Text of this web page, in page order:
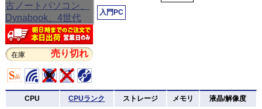
在庫 売り切れ
入門PC
CPU CPUランク ストレージ メモリ 液晶/解像度